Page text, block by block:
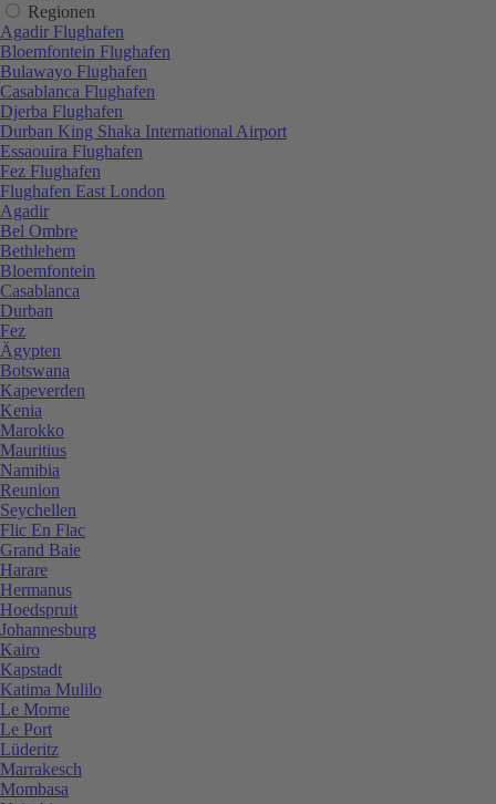
Regionen
Agadir Flughafen
Bloemfontein Flughafen
Bulawayo Flughafen
Casablanca Flughafen
Djerba Flughafen
Durban King Shaka International Airport
Essaouira Flughafen
Fez Flughafen
Flughafen East London
Agadir
Bel Ombre
Bethlehem
Bloemfontein
Casablanca
Durban
Fez
Ägypten
Botswana
Kapeverden
Kenia
Marokko
Mauritius
Namibia
Reunion
Seychellen
Flic En Flac
Grand Baie
Harare
Hermanus
Hoedspruit
Johannesburg
Kairo
Kapstadt
Katima Mulilo
Le Morne
Le Port
Lüderitz
Marrakesch
Mombasa